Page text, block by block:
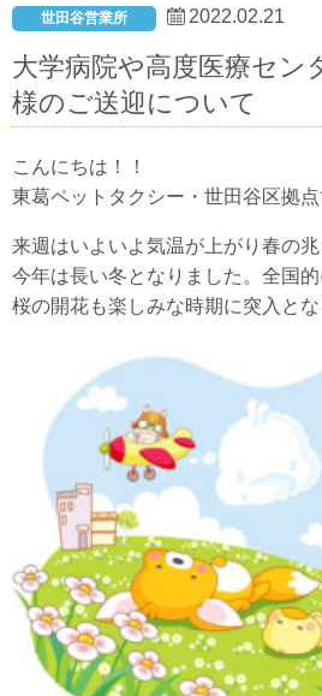
世田谷営業所 2022.02.21
大学病院や高度医療セン
様のご送迎について
こんにちは！！
東葛ペットタクシー・世田谷区拠点
来週はいよいよ気温が上がり春の兆
今年は長い冬となりました。全国的
桜の開花も楽しみな時期に突入とな